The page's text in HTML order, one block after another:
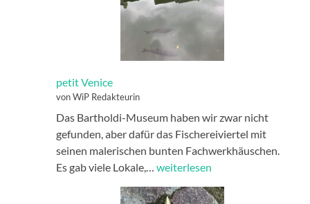
petit Venice
von WiP Redakteurin
Das Bartholdi-Museum haben wir zwar nicht
gefunden, aber dafür das Fischereiviertel mit
seinen malerischen bunten Fachwerkhäuschen.
Es gab viele Lokale,…petit
weiterlesen